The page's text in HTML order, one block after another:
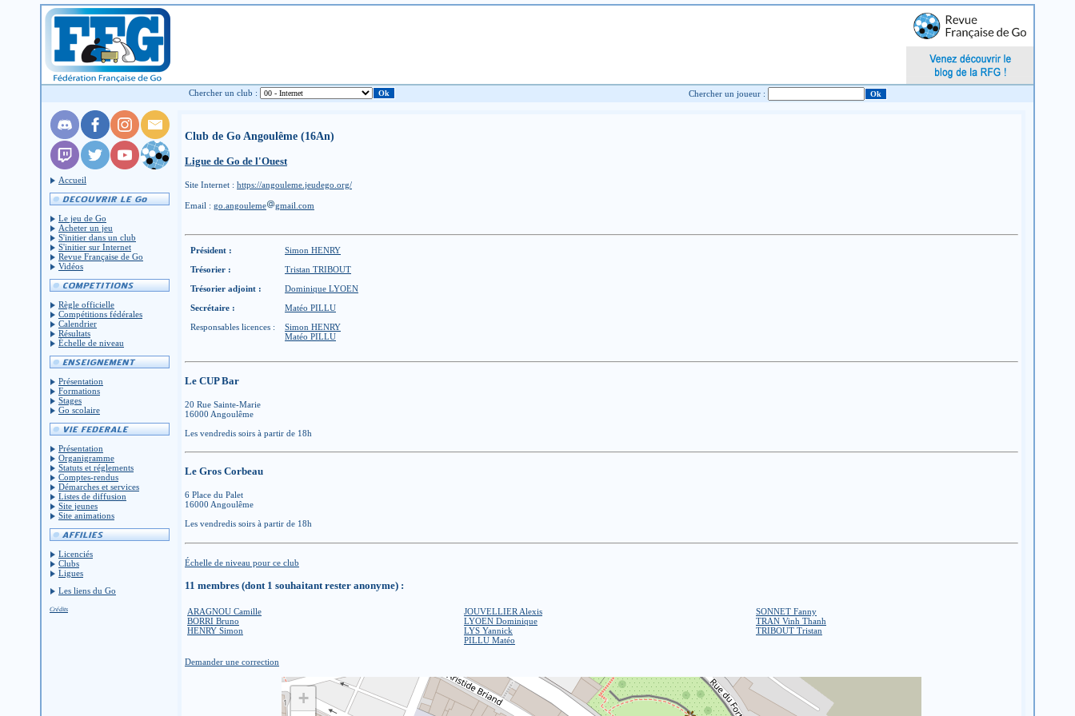
Chercher un club : Chercher un joueur :
Accueil
Le jeu de Go
Acheter un jeu
S'initier dans un club
S'initier sur Internet
Revue Française de Go
Vidéos
Règle officielle
Compétitions fédérales
Calendrier
Résultats
Échelle de niveau
Présentation
Formations
Stages
Go scolaire
Présentation
Organigramme
Statuts et réglements
Comptes-rendus
Démarches et services
Listes de diffusion
Site jeunes
Site animations
Licenciés
Clubs
Ligues
Les liens du Go
Crédits
Club de Go Angoulême (16An)
Ligue de Go de l'Ouest
Site Internet : https://angouleme.jeudego.org/
Email : go.angouleme gmail.com
Président :
Simon HENRY
Trésorier :
Tristan TRIBOUT
Trésorier adjoint :
Dominique LYOEN
Secrétaire :
Matéo PILLU
Responsables licences :
Simon HENRY
Matéo PILLU
Le CUP Bar
20 Rue Sainte-Marie
16000 Angoulême
Les vendredis soirs à partir de 18h
Le Gros Corbeau
6 Place du Palet
16000 Angoulême
Les vendredis soirs à partir de 18h
Échelle de niveau pour ce club
11 membres (dont 1 souhaitant rester anonyme) :
ARAGNOU Camille
BORRI Bruno
HENRY Simon
JOUVELLIER Alexis
LYOEN Dominique
LYS Yannick
PILLU Matéo
SONNET Fanny
TRAN Vinh Thanh
TRIBOUT Tristan
Demander une correction
+